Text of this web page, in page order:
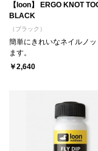
【loon】 ERGO KNOT
BLACK
（ブラック）
簡単にきれいなネイルノ
ます。
￥2,640